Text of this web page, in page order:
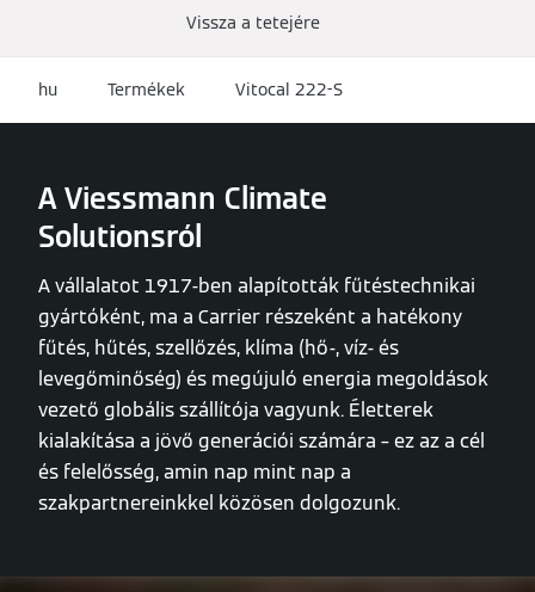
Vissza a tetejére
hu Termékek Vitocal 222-S
A Viessmann Climate
Solutionsról
A vállalatot 1917-ben alapították fűtéstechnikai
gyártóként, ma a Carrier részeként a hatékony
fűtés, hűtés, szellőzés, klíma (hő-, víz- és
levegőminőség) és megújuló energia megoldások
vezető globális szállítója vagyunk. Életterek
kialakítása a jövő generációi számára – ez az a cél
és felelősség, amin nap mint nap a
szakpartnereinkkel közösen dolgozunk.